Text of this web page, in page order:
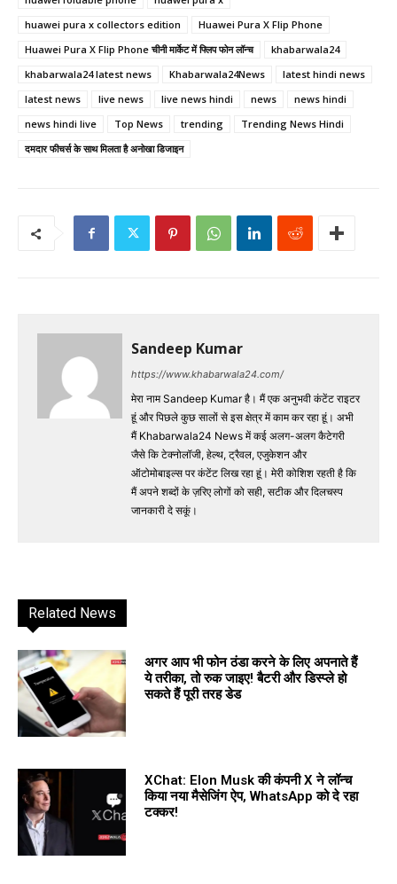
huawei pura x collectors edition
Huawei Pura X Flip Phone
Huawei Pura X Flip Phone चीनी मार्केट में फ्लिप फोन लॉन्च
khabarwala24
khabarwala24 latest news
Khabarwala24News
latest hindi news
latest news
live news live news hindi news
news hindi
news hindi live
Top News trending
Trending News Hindi
दमदार फीचर्स के साथ मिलता है अनोखा डिजाइन
Sandeep Kumar
https://www.khabarwala24.com/
मेरा नाम Sandeep Kumar है। मैं एक अनुभवी कंटेंट राइटर
हूं और पिछले कुछ सालों से इस क्षेत्र में काम कर रहा हूं। अभी
मैं Khabarwala24 News में कई अलग-अलग कैटेगरी
जैसे कि टेक्नोलॉजी, हेल्थ, ट्रैवल, एजुकेशन और
ऑटोमोबाइल्स पर कंटेंट लिख रहा हूं। मेरी कोशिश रहती है कि
मैं अपने शब्दों के ज़रिए लोगों को सही, सटीक और दिलचस्प
जानकारी दे सकूं।
Related News
अगर आप भी फोन ठंडा करने के लिए अपनाते हैं
ये तरीका, तो रुक जाइए! बैटरी और डिस्प्ले हो
सकते हैं पूरी तरह डेड
XChat: Elon Musk की कंपनी X ने लॉन्च
किया नया मैसेजिंग ऐप, WhatsApp को दे रहा
टक्कर!